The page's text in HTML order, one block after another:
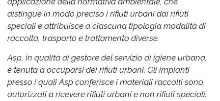
distingue in modo preciso i rifiuti urbani dai rifiuti
speciali e attribuisce a ciascuna tipologia modalità di
raccolta, trasporto e trattamento diverse.
Asp, in qualità di gestore del servizio di igiene urbana,
è tenuta a occuparsi dei rifiuti urbani. Gli impianti
presso i quali Asp conferisce i materiali raccolti sono
autorizzati a ricevere rifiuti urbani e non rifiuti speciali.